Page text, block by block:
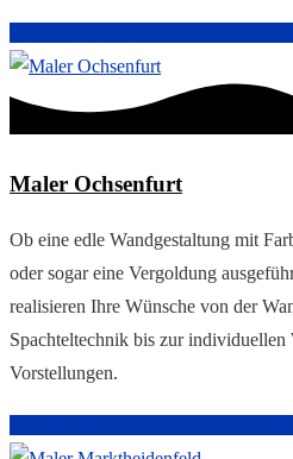
Maler Ochsenfurt
Ob eine edle Wandgestaltung mit
oder sogar eine Vergoldung
realisieren Ihre Wünsche von der
Spachteltechnik bis zur individuellen
Vorstellungen.